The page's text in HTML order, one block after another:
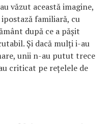
văzut această imagine,
familiară, cu
după ce a pășit
Și dacă mulți i-au
unii n-au putut trece
criticat pe rețelele de